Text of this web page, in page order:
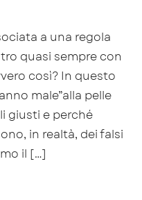
a una regola
quasi sempre con
così? In questo
male”alla pelle
giusti e perché
in realtà, dei falsi
il […]